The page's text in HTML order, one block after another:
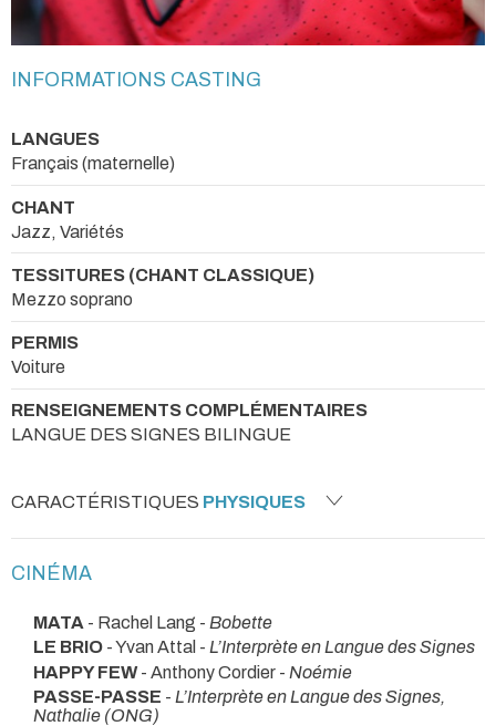
INFORMATIONS CASTING
LANGUES
Français (maternelle)
CHANT
Jazz, Variétés
TESSITURES (CHANT CLASSIQUE)
Mezzo soprano
PERMIS
Voiture
RENSEIGNEMENTS COMPLÉMENTAIRES
LANGUE DES SIGNES BILINGUE
CARACTÉRISTIQUES PHYSIQUES
CINÉMA
MATA - Rachel Lang - Bobette
LE BRIO - Yvan Attal - L’Interprète en Langue des Signes
HAPPY FEW- Anthony Cordier - Noémie
PASSE-PASSE - L’Interprète en Langue des Signes,
Nathalie (ONG)